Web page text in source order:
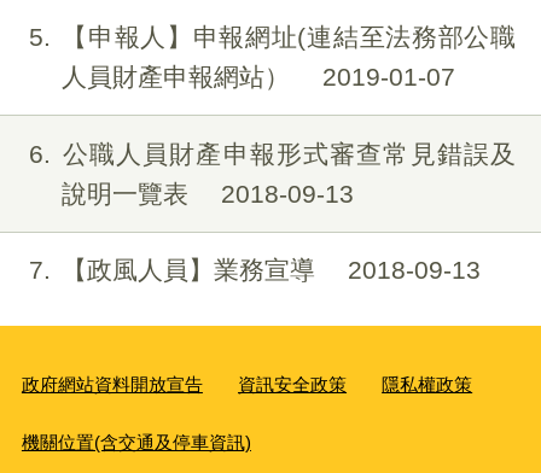
5
【申報人】申報網址(連結至法務部公職
人員財產申報網站）
2019-01-07
6
公職人員財產申報形式審查常見錯誤及
說明一覽表
2018-09-13
7 【政風人員】業務宣導 2018-09-13
政府網站資料開放宣告 資訊安全政策 隱私權政策
機關位置(含交通及停車資訊)